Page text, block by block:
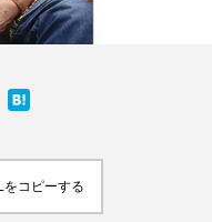
をコピーする